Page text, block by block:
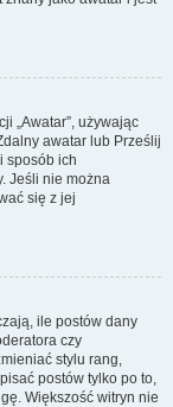
„Awatar”, używając
awatar lub Prześlij
sposób ich
Jeśli nie można
się z jej
ile postów dany
czy
stylu rang,
postów tylko po to,
Większość witryn nie